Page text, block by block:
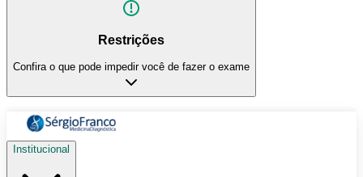
Restrições
Confira o que pode impedir você de fazer o exame
Institucional